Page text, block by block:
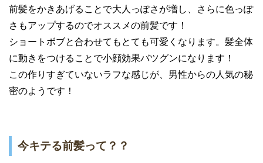
前髪をかきあげることで大人っぽさが増し、さらに色っぽ
さもアップするのでオススメの前髪です！
ショートボブと合わせてもとても可愛くなります。髪全体
に動きをつけることで小顔効果バツグンになります！
この作りすぎていないラフな感じが、男性からの人気の秘
密のようです！
今キテる前髪って？？